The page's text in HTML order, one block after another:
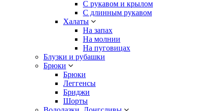
С рукавом и крылом
С длинным рукавом
Халаты
На запах
На молнии
На пуговицах
Блузки и рубашки
Брюки
Брюки
Леггенсы
Бриджи
Шорты